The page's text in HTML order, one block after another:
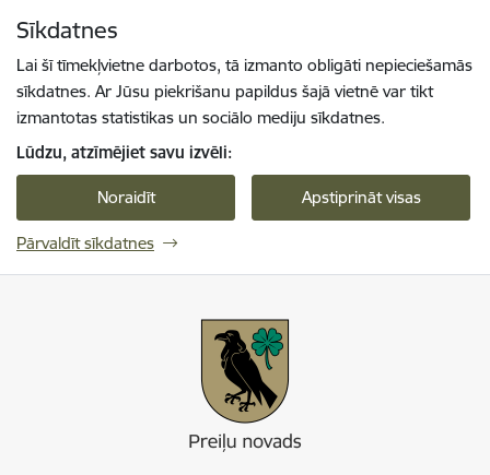
Sīkdatnes
Lai šī tīmekļvietne darbotos, tā izmanto obligāti nepieciešamās
sīkdatnes. Ar Jūsu piekrišanu papildus šajā vietnē var tikt
izmantotas statistikas un sociālo mediju sīkdatnes.
Lūdzu, atzīmējiet savu izvēli:
Noraidīt Apstiprināt visas
Pārvaldīt sīkdatnes